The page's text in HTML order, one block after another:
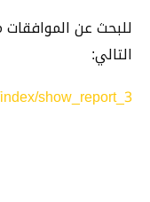
للبحث عن الموافقات
التالي:
show_report_3